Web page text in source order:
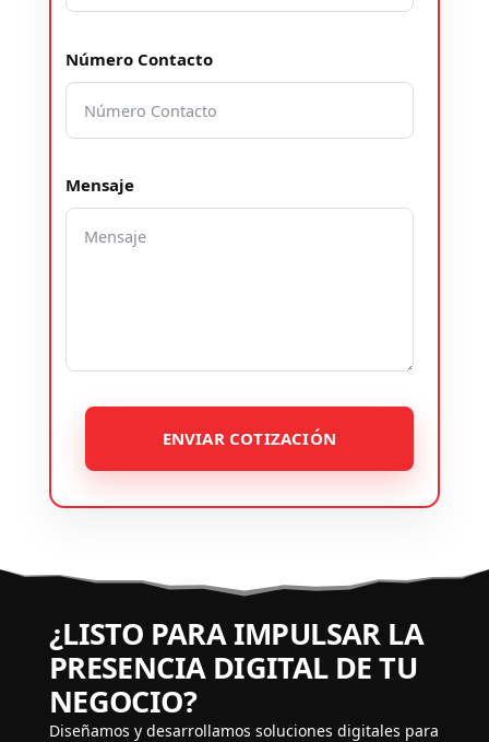
Número Contacto
Mensaje
ENVIAR COTIZACIÓN
¿LISTO PARA IMPULSAR LA
PRESENCIA DIGITAL DE TU
NEGOCIO?
Diseñamos y desarrollamos soluciones digitales para